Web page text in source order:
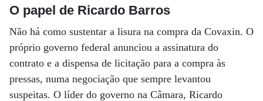
O papel de Ricardo Barros
Não há como sustentar a lisura na compra da Covaxin. O
próprio governo federal anunciou a assinatura do
contrato e a dispensa de licitação para a compra às
pressas, numa negociação que sempre levantou
suspeitas. O líder do governo na Câmara, Ricardo